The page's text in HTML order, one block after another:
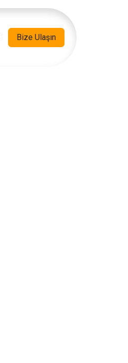
Bize Ulaşın